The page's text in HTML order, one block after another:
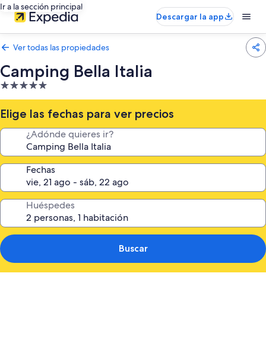
Ir a la sección principal
Descargar la app
Ver todas las propiedades
Camping Bella Italia
Propiedad
de
5.0
estrellas
Elige las fechas para ver precios
¿Adónde quieres ir?
Fechas
Huéspedes
Buscar